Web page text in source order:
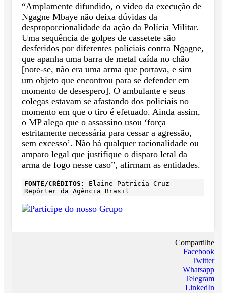
“Amplamente difundido, o vídeo da execução de
Ngagne Mbaye não deixa dúvidas da
desproporcionalidade da ação da Polícia Militar.
Uma sequência de golpes de cassetete são
desferidos por diferentes policiais contra Ngagne,
que apanha uma barra de metal caída no chão
[note-se, não era uma arma que portava, e sim
um objeto que encontrou para se defender em
momento de desespero]. O ambulante e seus
colegas estavam se afastando dos policiais no
momento em que o tiro é efetuado. Ainda assim,
o MP alega que o assassino usou ‘força
estritamente necessária para cessar a agressão,
sem excesso’. Não há qualquer racionalidade ou
amparo legal que justifique o disparo letal da
arma de fogo nesse caso”, afirmam as entidades.
FONTE/CRÉDITOS:
Elaine Patricia Cruz –
Repórter da Agência Brasil
Compartilhe
Facebook
Twitter
Whatsapp
Telegram
LinkedIn